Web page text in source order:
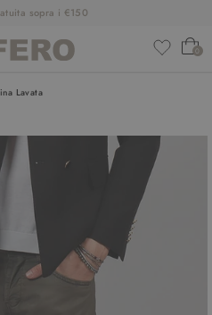
sopra i €150
0
Lavata